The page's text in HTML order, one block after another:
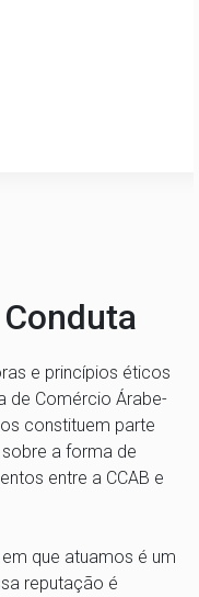
e princípios éticos
de Comércio Árabe-
constituem parte
a forma de
entre a CCAB e
que atuamos é um
reputação é